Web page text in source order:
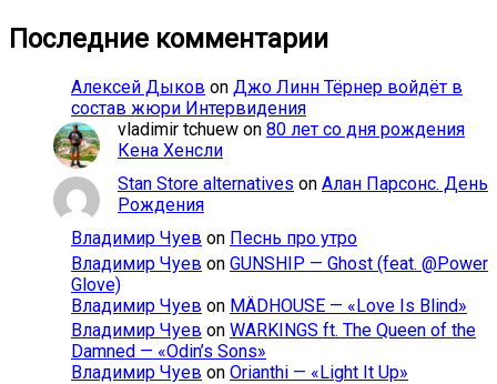
Последние комментарии
Алексей Дыков on Джо Линн Тёрнер войдёт в
состав жюри Интервидения
vladimir tchuew on 80 лет со дня рождения
Кена Хенсли
Stan Store alternatives on Алан Парсонс. День
Рождения
Владимир Чуев on Песнь про утро
Владимир Чуев on GUNSHIP — Ghost (feat. @Power
Glove)
Владимир Чуев on MÄDHOUSE — «Love Is Blind»
Владимир Чуев on WARKINGS ft. The Queen of the
Damned — «Odin’s Sons»
Владимир Чуев on Orianthi — «Light It Up»